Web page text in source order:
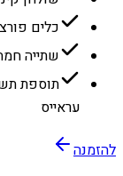
כלים
שתייה
תוספת
עראייס
להזמנה